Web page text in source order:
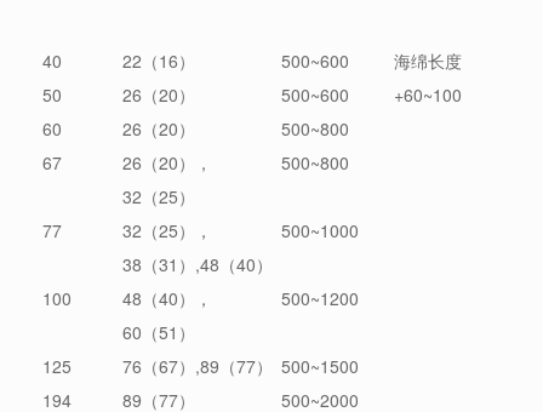
40 22（16） 500~600
海绵长度
+60~100
50 26（20）
500~600
60
26（20）
500~800
67
26（20），
32（25）
500~800
77
32（25），
38（31）,48（40）
500~1000
100
48（40），
60（51）
500~1200
125 76（67）,89（77）
500~1500
194
89（77） 500~2000